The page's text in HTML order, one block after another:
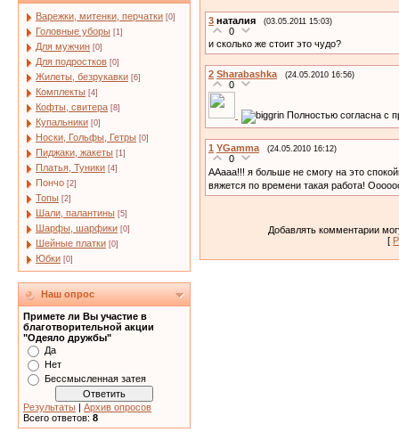
Варежки, митенки, перчатки [0]
Головные уборы [1]
Для мужчин [0]
Для подростков [0]
Жилеты, безрукавки [6]
Комплекты [4]
Кофты, свитера [8]
Купальники [0]
Носки, Гольфы, Гетры [0]
Пиджаки, жакеты [1]
Платья, Туники [4]
Пончо [2]
Топы [2]
Шали, палантины [5]
Шарфы, шарфики [0]
Шейные платки [0]
Юбки [0]
Наш опрос
Примете ли Вы участие в
благотворительной акции
"Одеяло дружбы"
Да
Нет
Бессмысленная затея
Результаты | Архив опросов
Всего ответов: 8
3 наталия (03.05.2011 15:03)
0
и сколько же стоит это чудо?
2 Sharabashka (24.05.2010 16:56)
0
Полностью согласна с
1 YGamma (24.05.2010 16:12)
0
ААааа!!! я больше не смогу на это
вяжется по времени такая работа!
Добавлять комментарии
[